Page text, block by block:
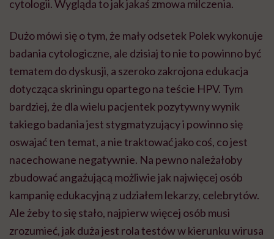
cytologii. Wygląda to jak jakaś zmowa milczenia.
Dużo mówi się o tym, że mały odsetek Polek wykonuje
badania cytologiczne, ale dzisiaj to nie to powinno być
tematem do dyskusji, a szeroko zakrojona edukacja
dotycząca skriningu opartego na teście HPV. Tym
bardziej, że dla wielu pacjentek pozytywny wynik
takiego badania jest stygmatyzujący i powinno się
oswajać ten temat, a nie traktować jako coś, co jest
nacechowane negatywnie. Na pewno należałoby
zbudować angażującą możliwie jak najwięcej osób
kampanię edukacyjną z udziałem lekarzy, celebrytów.
Ale żeby to się stało, najpierw więcej osób musi
zrozumieć, jak duża jest rola testów w kierunku wirusa